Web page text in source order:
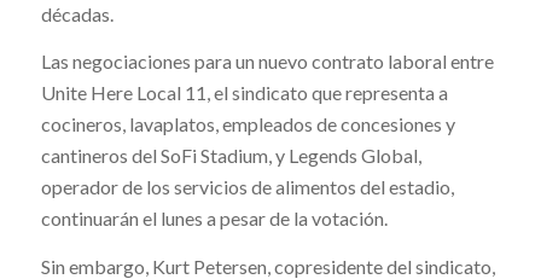
décadas.
Las negociaciones para un nuevo contrato laboral entre
Unite Here Local 11, el sindicato que representa a
cocineros, lavaplatos, empleados de concesiones y
cantineros del SoFi Stadium, y Legends Global,
operador de los servicios de alimentos del estadio,
continuarán el lunes a pesar de la votación.
Sin embargo, Kurt Petersen, copresidente del sindicato,